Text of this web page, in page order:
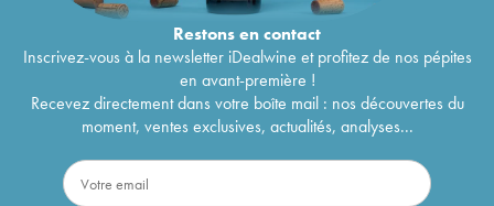
Restons encontact
Inscrivez-vous à la newsletter iDealwine et profitez de nos pépites
en avant-première !
Recevez directement dans votre boîte mail : nos découvertes du
moment, ventes exclusives, actualités, analyses...